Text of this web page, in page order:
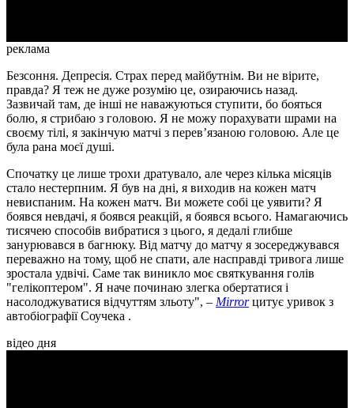
реклама
Безсоння. Депресія. Страх перед майбутнім. Ви не вірите,
правда? Я теж не дуже розумію це, озираючись назад.
Зазвичай там, де інші не наважуються ступити, бо бояться
болю, я стрибаю з головою. Я не можу порахувати шрами на
своєму тілі, я закінчую матчі з перев’язаною головою. Але це
була рана моєї душі.
Спочатку це лише трохи дратувало, але через кілька місяців
стало нестерпним. Я був на дні, я виходив на кожен матч
невиспаним. На кожен матч. Ви можете собі це уявити? Я
боявся невдачі, я боявся реакцій, я боявся всього. Намагаючись
тисячею способів вибратися з цього, я дедалі глибше
занурювався в багнюку. Від матчу до матчу я зосереджувався
переважно на тому, щоб не спати, але насправді тривога лише
зростала удвічі. Саме так виникло моє святкування голів
"гелікоптером". Я наче починаю злегка обертатися і
насолоджуватися відчуттям зльоту", – Mirrorцитує уривок з
автобіографії Соучека .
відео дня